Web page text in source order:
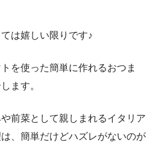
は嬉しい限りです♪
を使った簡単に作れるおつま
ます。
前菜として親しまれるイタリア
、簡単だけどハズレがないのが